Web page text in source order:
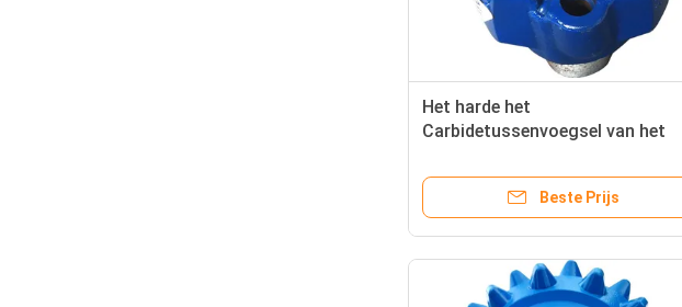
Het harde het
Carbidetussenvoegsel van het
IADC537 voor Waterput/Olieveld
Beste Prijs